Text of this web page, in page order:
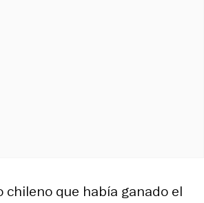
chileno que había ganado el